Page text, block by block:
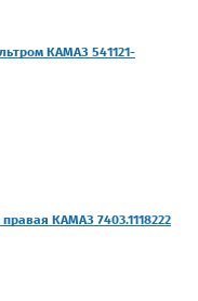
КАМАЗ 541121-
КАМАЗ 7403.1118222